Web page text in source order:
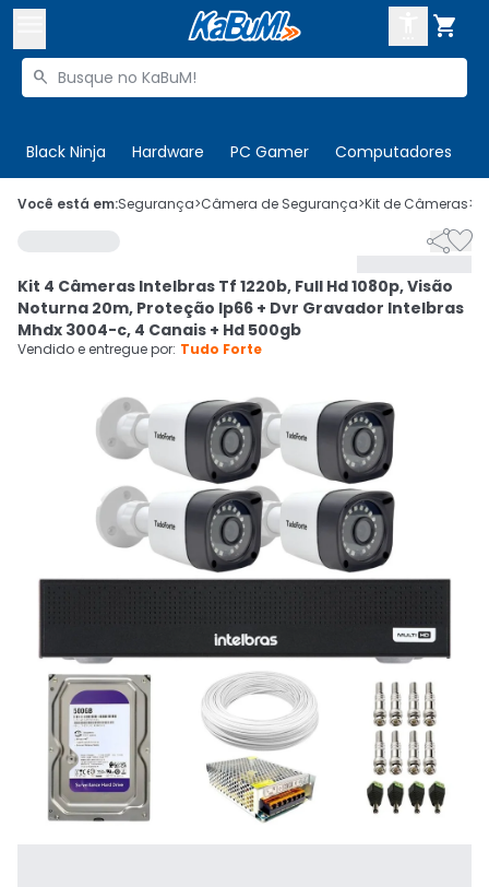

Buscar produtos

Black Ninja Hardware PC Gamer Computadores
 Olá. Acesse sua conta
Cupons
Mais Vendidos
Ativar tradutor em libras
CADASTRE-SE
Você está em:Segurança>Câmera de Segurança>Kit de Câmeras>

Kit 4 Câmeras Intelbras Tf 1220b, Full Hd 1080p, Visão
Noturna 20m, Proteção Ip66 + Dvr Gravador Intelbras
Mhdx 3004-c, 4 Canais + Hd 500gb
Vendido e entregue por: Tudo Forte